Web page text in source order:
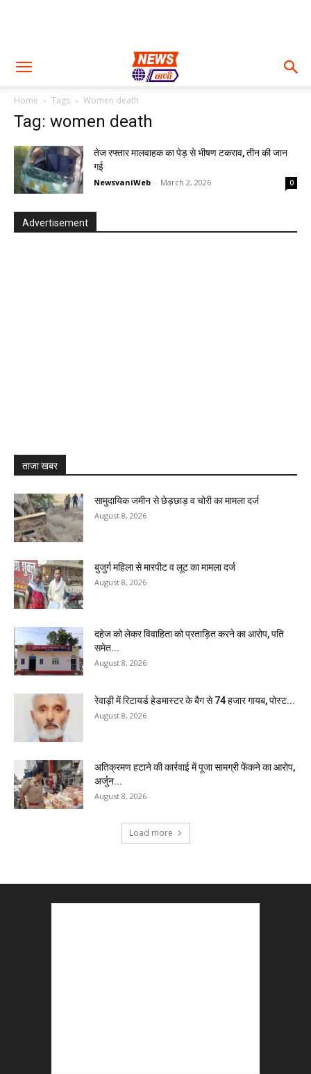
Home Tags Women death
Tag: women death
तेज रफ्तार मालवाहक का पेड़ से भीषण टकराव, तीन की जान
गई
NewsvaniWeb - March 2, 2026 0
Advertisement
ताजा खबर
सामुदायिक जमीन से छेड़छाड़ व चोरी का मामला दर्ज
August 8, 2026
बुजुर्ग महिला से मारपीट व लूट का मामला दर्ज
August 8, 2026
दहेज को लेकर विवाहिता को प्रताड़ित करने का आरोप, पति
समेत...
August 8, 2026
रेवाड़ी में रिटायर्ड हेडमास्टर के बैग से ₹74 हजार गायब, पोस्ट...
August 8, 2026
अतिक्रमण हटाने की कार्रवाई में पूजा सामग्री फेंकने का आरोप,
अर्जुन...
August 8, 2026
Load more